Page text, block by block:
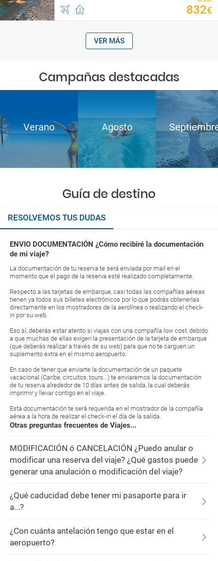
832€
VER MÁS
Campañas destacadas
Verano Agosto
Guía de destino
RESOLVEMOS TUS DUDAS
ENVIO DOCUMENTACIÓN ¿Cómo recibiré la documentación
de mi viaje?
La documentación de tu reserva te será enviada por mail en el
momento que el pago de la reserva esté realizado completamente.
Respecto a las tarjetas de embarque, casi todas las compañías aéreas
tienen ya todos sus billetes electrónicos por lo que podrás obtenerlas
directamente en los mostradores de la aerolínea o realizando el check-
in por su web.
Eso sí, deberás estar atento si viajas con una compañía low cost, debido
a que muchas de ellas exigen la presentación de la tarjeta de embarque
(que deberás realizar a través de su web) para que no te carguen un
suplemento extra en el mismo aeropuerto.
En caso de tener que enviarte la documentación de un paquete
vacacional (Caribe, circuitos, tours...) te enviaremos la documentación
de tu reserva alrededor de 10 días antes de salida, la cual deberás
imprimir y llevar contigo en el viaje.
Esta documentación te será requerida en el mostrador de la compañía
aérea a la hora de realizar el check-in el día de la salida.
Otras preguntas frecuentes de Viajes...
MODIFICACIÓN ó CANCELACIÓN ¿Puedo anular o
modificar una reserva del viaje? ¿Qué gastos puede
generar una anulación o modificación del viaje?
¿Qué caducidad debe tener mi pasaporte para ir
a...?
¿Con cuánta antelación tengo que estar en el
aeropuerto?